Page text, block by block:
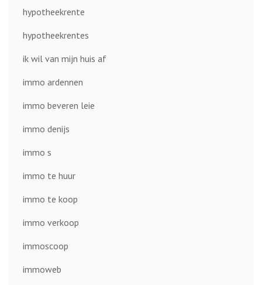
hypotheekrente
hypotheekrentes
ik wil van mijn huis af
immo ardennen
immo beveren leie
immo denijs
immo s
immo te huur
immo te koop
immo verkoop
immoscoop
immoweb